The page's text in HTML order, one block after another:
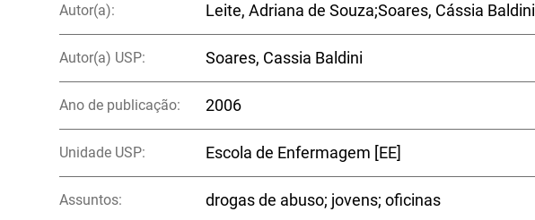
Autor(a): Leite, Adriana de Souza;Soares, Cássia Baldini
Autor(a) USP: Soares, Cassia Baldini
Ano de publicação: 2006
Unidade USP: Escola de Enfermagem [EE]
Assuntos: drogas de abuso; jovens; oficinas